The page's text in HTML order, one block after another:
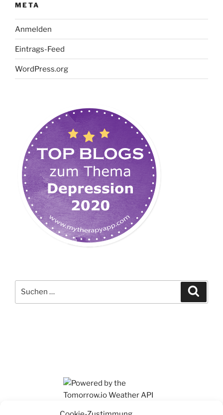
META
Anmelden
Eintrags-Feed
WordPress.org
nach: